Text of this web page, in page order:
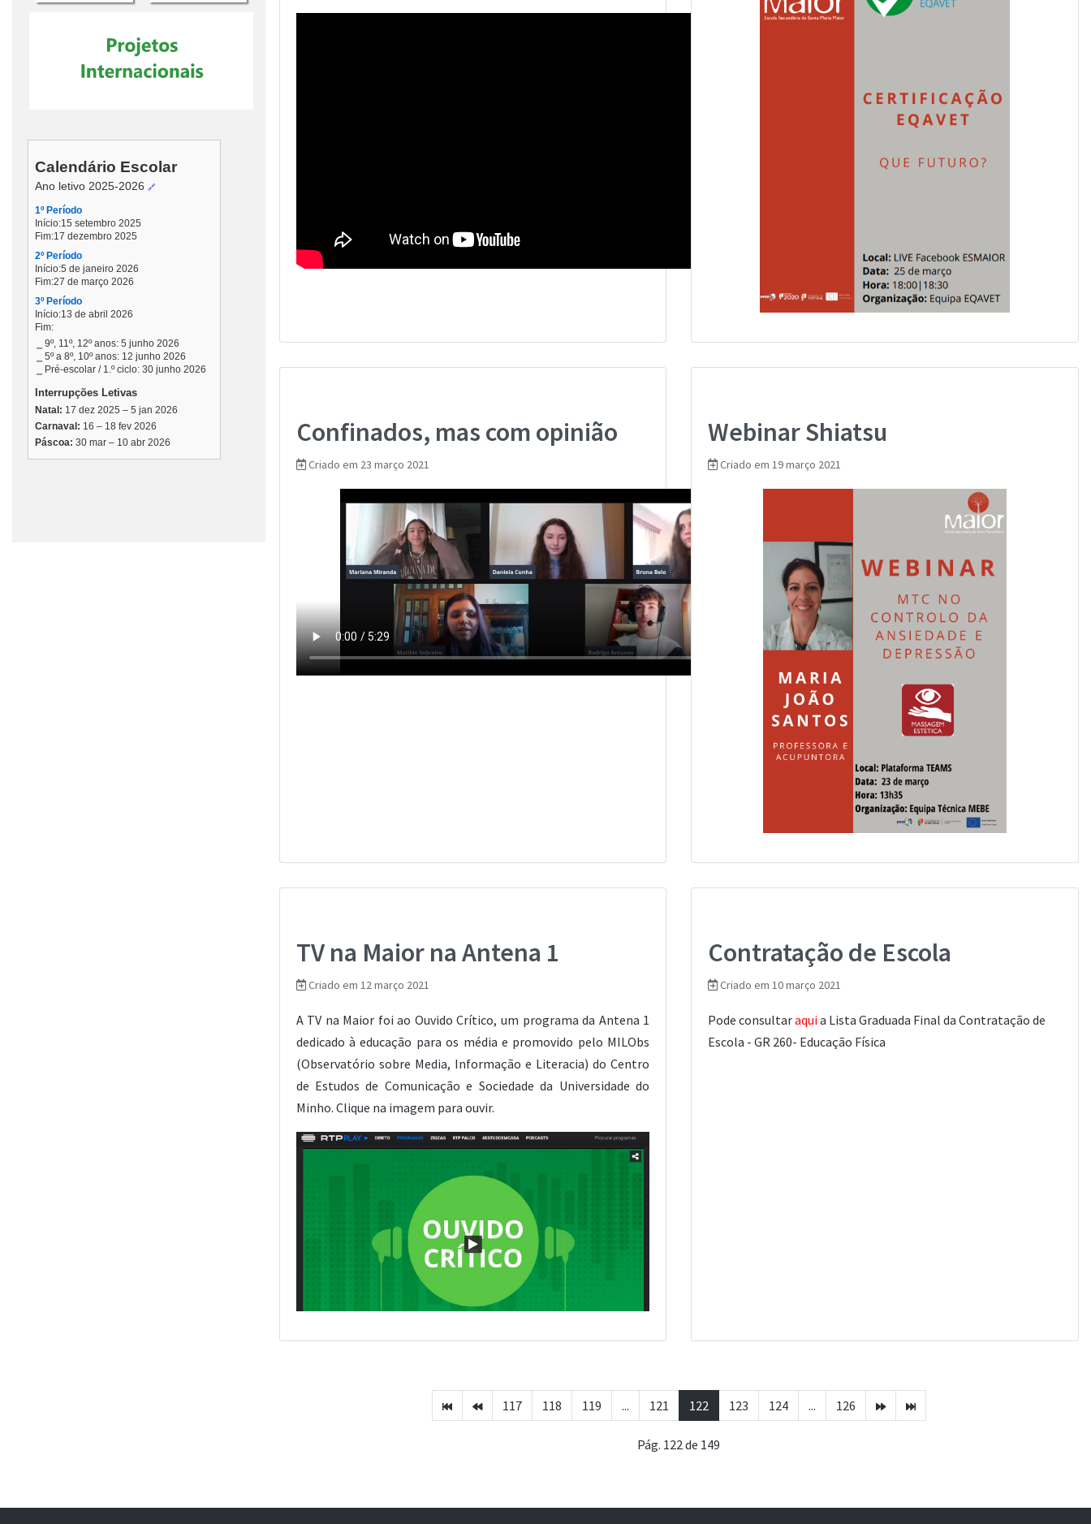
Confinados, mas com opinião
Criado em 23 março 2021
Webinar Shiatsu
Criado em 19 março 2021
TV na Maior na Antena 1
Criado em 12 março 2021
A TV na Maior foi ao Ouvido Crítico, um programa da Antena 1
dedicado à educação para os média e promovido pelo MILObs
(Observatório sobre Media, Informação e Literacia) do Centro
de Estudos de Comunicação e Sociedade da Universidade do
Minho. Clique na imagem para ouvir.
Contratação de Escola
Criado em 10 março 2021
Pode consultaraquia Lista Graduada Final da Contratação de
Escola - GR 260- Educação Física
117 118 119 ... 121 122 123 124 ... 126
Pág. 122 de 149